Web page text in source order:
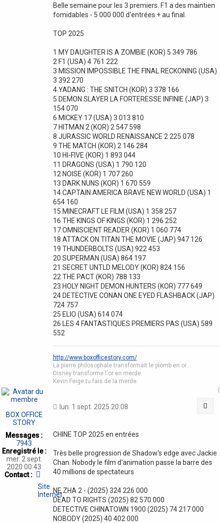
Belle semaine pour les 3 premiers. F1 a des maintien
fomidables - 5 000 000 d'entrées + au final.
TOP 2025
1 MY DAUGHTER IS A ZOMBIE (KOR) 5 349 786
2 F1 (USA) 4 761 222
3 MISSION IMPOSSIBLE THE FINAL RECKONING (USA)
3 392 270
4 YADANG : THE SNITCH (KOR) 3 378 166
5 DEMON SLAYER LA FORTERESSE INFINIE (JAP) 3
154 070
6 MICKEY 17 (USA) 3 013 810
7 HITMAN 2 (KOR) 2 547 598
8 JURASSIC WORLD RENAISSANCE 2 225 078
9 THE MATCH (KOR) 2 146 284
10 HI-FIVE (KOR) 1 893 044
11 DRAGONS (USA) 1 790 120
12 NOISE (KOR) 1 707 260
13 DARK NUNS (KOR) 1 670 559
14 CAPTAIN AMERICA BRAVE NEW WORLD (USA) 1
654 160
15 MINECRAFT LE FILM (USA) 1 358 257
16 THE KINGS OF KINGS (KOR) 1 296 252
17 OMNISCIENT READER (KOR) 1 060 774
18 ATTACK ON TITAN THE MOVIE (JAP) 947 126
19 THUNDERBOLTS (USA) 922 453
20 SUPERMAN (USA) 864 197
21 SECRET UNTLD MELODY (KOR) 824 156
22 THE PACT (KOR) 788 133
23 HOLY NIGHT DEMON HUNTERS (KOR) 777 649
24 DETECTIVE CONAN ONE EYED FLASHBACK (JAP)
724 757
25 ELIO (USA) 614 074
26 LES 4 FANTASTIQUES PREMIERS PAS (USA) 589
552
http://www.boxofficestory.com/
La pierre philosophale transformait le plomb en or.
Disney transforme l'or en merde.
Kevin Feige tu fais de la merde.
BOX OFFICE
STORY
Messages :
7943
Enregistré le :
mer. 2 sept.
2020 00:43
Contact :
Contacter
BOX
OFFICE
STORY
Site
Internet
lun. 1 sept. 2025 20:08
CHINE TOP 2025 en entrées
Très belle progression de Shadow's edge avec Jackie
Chan. Nobody le film d'animation passe la barre des
40 millions de spectateurs
NE ZHA 2 - (2025) 324 226 000
DEAD TO RIGHTS (2025) 82 570 000
DETECTIVE CHINATOWN 1900 (2025) 74 217 000
NOBODY (2025) 40 402 000